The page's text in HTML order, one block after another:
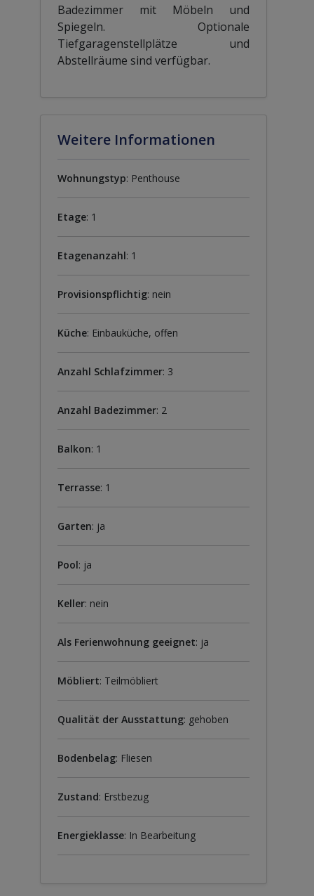
Badezimmer mit Möbeln und
Spiegeln. Optionale
Tiefgaragenstellplätze und
Abstellräume sind verfügbar.
Weitere Informationen
Wohnungstyp: Penthouse
Etage: 1
Etagenanzahl: 1
Provisionspflichtig: nein
Küche: Einbauküche, offen
Anzahl Schlafzimmer: 3
Anzahl Badezimmer: 2
Balkon: 1
Terrasse: 1
Garten: ja
Pool: ja
Keller: nein
Als Ferienwohnung geeignet: ja
Möbliert: Teilmöbliert
Qualität der Ausstattung: gehoben
Bodenbelag: Fliesen
Zustand: Erstbezug
Energieklasse: In Bearbeitung